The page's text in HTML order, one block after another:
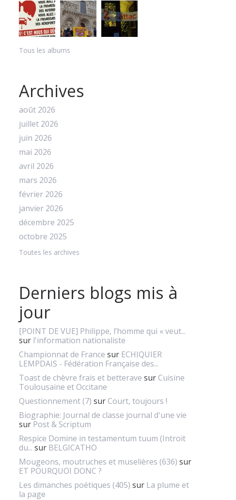
Tous les albums
Archives
août 2026
juillet 2026
juin 2026
mai 2026
avril 2026
mars 2026
février 2026
janvier 2026
décembre 2025
octobre 2025
Toutes les archives
Derniers blogs mis à
jour
[POINT DE VUE] Philippe, l’homme qui « veut...
sur l'information nationaliste
Championnat de France sur ECHIQUIER
LEMPDAIS - Fédération Française des...
Toast de chèvre frais et betterave sur Cuisine
Toulousaine et Occitane
Questionnement (7) sur Court, toujours !
Biographie: Journal de classe journal d'une vie
sur Post & Scriptum
Respice Domine in testamentum tuum (Introit
du... sur BELGICATHO
Mougeons, moutruches et muselières (636) sur
ET POURQUOI DONC ?
Les dimanches poétiques (405) sur La plume et
la page